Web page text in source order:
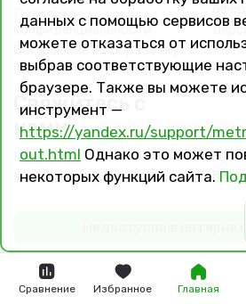
Сравнение Избранное Главная
Недоступно в
конфиденциальности
Соглашение на обработку
персональных данных
Свяжитесь с
нами
Контакты
Магазины и филиалы
данных с помощью сервисов
можете отказаться от
выбрав соответствующие
браузере. Также вы можете
инструмент —
https://yandex.ru/support/
out.html Однако это может
некоторых функций сайта.